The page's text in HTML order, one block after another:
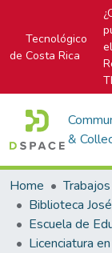
Tecnológico
de Costa Rica
el
&
Home